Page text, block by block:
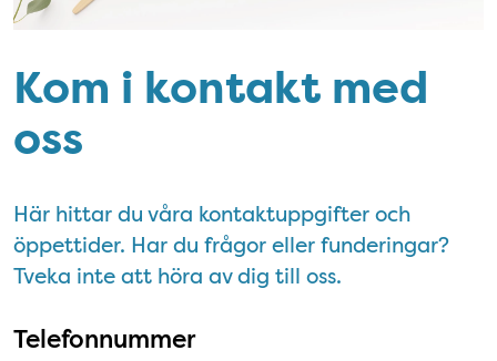
Kom i kontakt med
oss
Här hittar du våra kontaktuppgifter och
öppettider. Har du frågor eller funderingar?
Tveka inte att höra av dig till oss.
Telefonnummer